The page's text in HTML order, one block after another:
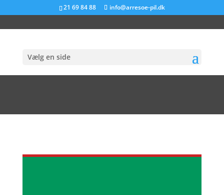
21 69 84 88 info@arresoe-pil.dk
Vælg en side